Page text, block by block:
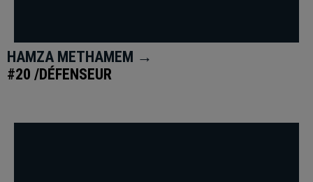
HAMZA METHAMEM →
#20 /DÉFENSEUR